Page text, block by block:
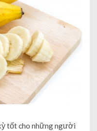
tốt cho những người